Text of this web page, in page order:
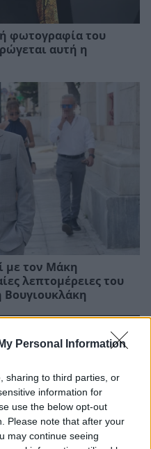
Personal Information
sharing to third parties, or
information for
use the below opt-out
Please note that after your
may continue seeing
φωτογραφία του
αυτή η
με τον Μάκη
λεπτομέρειες του
Βουγιουκλάκη